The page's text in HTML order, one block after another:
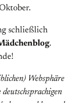
schließlich
.
Websphäre